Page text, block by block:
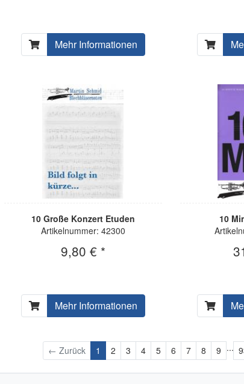
Mehr Informationen
10 Große Konzert Etuden
Artikelnummer: 42300
9,80 € *
Mehr Informationen
10
← Zurück 1 2 3 4 5 6 7 8 9 ...